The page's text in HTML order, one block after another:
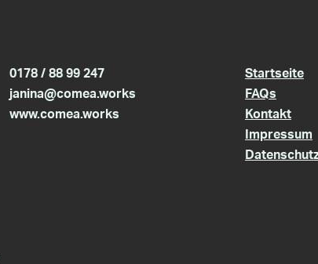
0178 / 88 99 247
janina@comea.works
www.comea.works
Startseite
FAQs
Kontakt
Impressum